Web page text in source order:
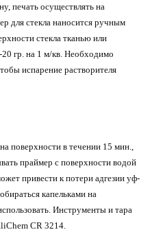
печать осуществлять на
для стекла наносится ручным
стекла тканью или
гр. на 1 м/кв. Необходимо
испарение растворителя
поверхности в течении 15 мин.,
праймер с поверхности водой
привести к потери адгезии уф-
капельками на
Инструменты и тара
CR 3214.